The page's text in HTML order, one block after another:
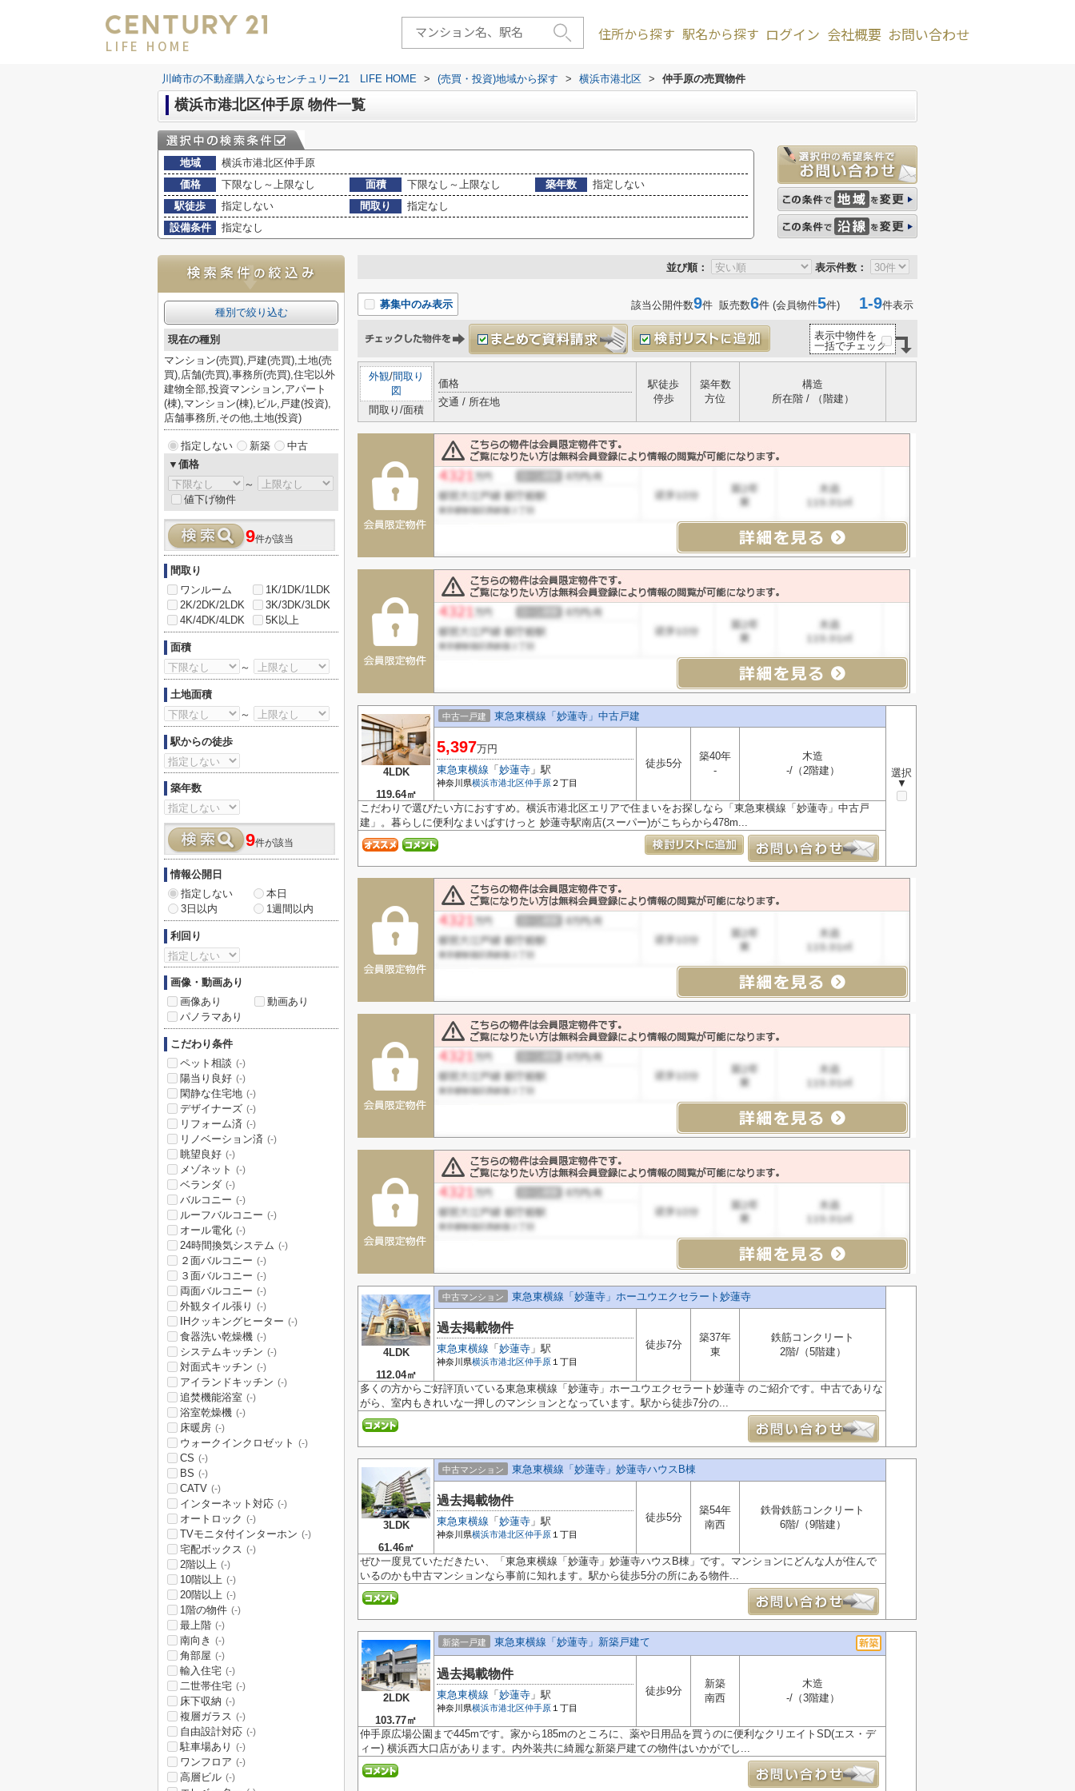
LIFE HOME
住所から探す 駅名から探す ログイン 会社概要 お問い合わせ
川崎市の不動産購入ならセンチュリー21 LIFE HOME > (売買・投資)地域から探す > 横浜市港北区 > 仲手原の売買物件
横浜市港北区仲手原 物件一覧
地域
横浜市港北区仲手原
価格
下限なし～上限なし 面積 下限なし～上限なし 築年数
指定しない
駅徒歩
指定しない 間取り
指定なし
設備条件
指定なし
並び順： 表示件数：
募集中のみ表示 該当公開件数9件 販売数6件 (会員物件5件) 1-9件表示
表示中物件を
一括でチェック
外観/間取り
図
間取り/面積
価格
交通 / 所在地
駅徒歩
停歩
築年数
方位
構造
所在階 / （階建）
4LDK
119.64㎡
中古一戸建 東急東横線「妙蓮寺」中古戸建
選択
▼
5,397万円
東急東横線 「 妙蓮寺 」駅
神奈川県横浜市港北区仲手原 ２丁目
徒歩5分
築40年
-
木造
-/（2階建）
こだわりで選びたい方におすすめ。横浜市港北区エリアで住まいをお探しなら「東急東横線「妙蓮寺」中古戸
建」。暮らしに便利なまいばすけっと 妙蓮寺駅南店(スーパー)がこちらから478m...
4LDK
112.04㎡
中古マンション 東急東横線「妙蓮寺」ホーユウエクセラート妙蓮寺
過去掲載物件
東急東横線 「 妙蓮寺 」駅
神奈川県横浜市港北区仲手原 １丁目
徒歩7分
築37年
東
鉄筋コンクリート
2階/（5階建）
多くの方からご好評頂いている東急東横線「妙蓮寺」ホーユウエクセラート妙蓮寺 のご紹介です。中古でありな
がら、室内もきれいな一押しのマンションとなっています。駅から徒歩7分の...
3LDK
61.46㎡
中古マンション 東急東横線「妙蓮寺」妙蓮寺ハウスB棟
過去掲載物件
東急東横線 「 妙蓮寺 」駅
神奈川県横浜市港北区仲手原 １丁目
徒歩5分
築54年
南西
鉄骨鉄筋コンクリート
6階/（9階建）
ぜひ一度見ていただきたい、「東急東横線「妙蓮寺」妙蓮寺ハウスB棟」です。マンションにどんな人が住んで
いるのかも中古マンションなら事前に知れます。駅から徒歩5分の所にある物件...
2LDK
103.77㎡
新築一戸建 東急東横線「妙蓮寺」新築戸建て
過去掲載物件
東急東横線 「 妙蓮寺 」駅
神奈川県横浜市港北区仲手原 １丁目
徒歩9分
新築
南西
木造
-/（3階建）
仲手原広場公園まで445mです。家から185mのところに、薬や日用品を買うのに便利なクリエイトSD(エス・デ
ィー) 横浜西大口店があります。内外装共に綺麗な新築戸建ての物件はいかがでし...
種別で絞り込む
現在の種別
マンション(売買),戸建(売買),土地(売
買),店舗(売買),事務所(売買),住宅以外
建物全部,投資マンション,アパート
(棟),マンション(棟),ビル,戸建(投資),
店舗事務所,その他,土地(投資)
指定しない 新築
中古
▼価格
～
値下げ物件
9件が該当
間取り
ワンルーム
1K/1DK/1LDK
2K/2DK/2LDK
3K/3DK/3LDK
4K/4DK/4LDK
5K以上
面積
～
土地面積
～
駅からの徒歩
築年数
9件が該当
情報公開日
指定しない
本日
3日以内
1週間以内
利回り
画像・動画あり
画像あり
動画あり
パノラマあり
こだわり条件
ペット相談 (-)
陽当り良好 (-)
閑静な住宅地 (-)
デザイナーズ (-)
リフォーム済 (-)
リノベーション済 (-)
眺望良好 (-)
メゾネット (-)
ベランダ (-)
バルコニー (-)
ルーフバルコニー (-)
オール電化 (-)
24時間換気システム (-)
２面バルコニー (-)
３面バルコニー (-)
両面バルコニー (-)
外観タイル張り (-)
IHクッキングヒーター (-)
食器洗い乾燥機 (-)
システムキッチン (-)
対面式キッチン (-)
アイランドキッチン (-)
追焚機能浴室 (-)
浴室乾燥機 (-)
床暖房 (-)
ウォークインクロゼット (-)
CS (-)
BS (-)
CATV (-)
インターネット対応 (-)
オートロック (-)
TVモニタ付インターホン (-)
宅配ボックス (-)
2階以上 (-)
10階以上 (-)
20階以上 (-)
1階の物件 (-)
最上階 (-)
南向き (-)
角部屋 (-)
輸入住宅 (-)
二世帯住宅 (-)
床下収納 (-)
複層ガラス (-)
自由設計対応 (-)
駐車場あり (-)
ワンフロア (-)
高層ビル (-)